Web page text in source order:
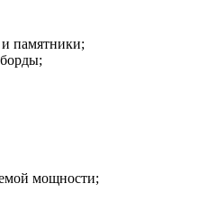
памятники;
мощности;